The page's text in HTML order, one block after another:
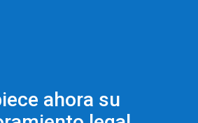
ahora su